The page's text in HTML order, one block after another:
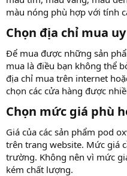
màu nóng phù hợp với tính
Chọn địa chỉ mua
Để mua được những sản
mua là điều bạn không thể
địa chỉ mua trên internet
chọn các cửa hàng được
Chọn mức giá phù
Giá của các sản phẩm pod
trên trang website. Mức giá
trường. Không nên vì mức
kém chất lượng.